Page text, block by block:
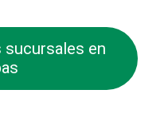
sucursales en